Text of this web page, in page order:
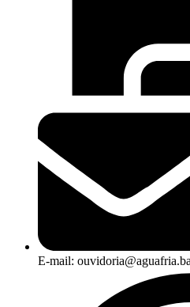
E-mail: